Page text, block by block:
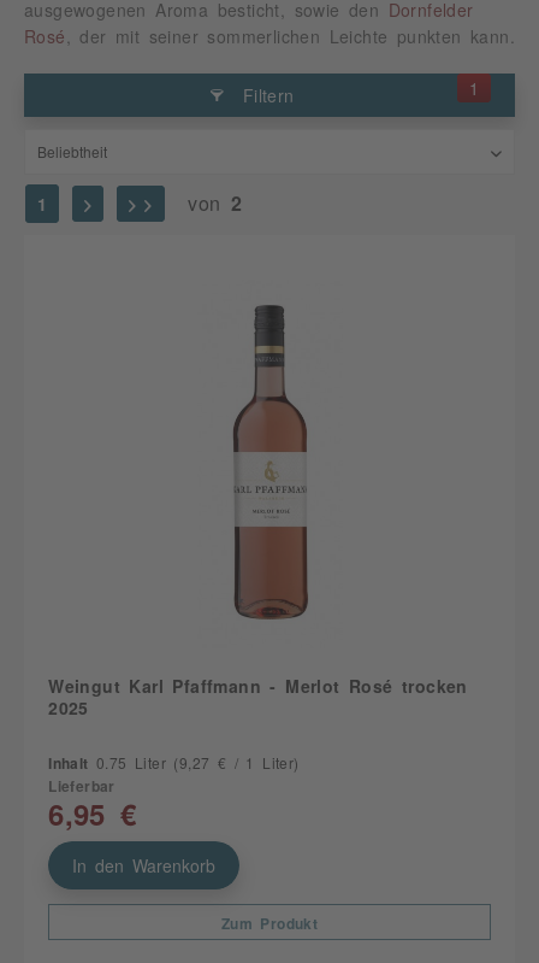
ausgewogenen Aroma besticht, sowie den
Dornfelder
Rosé
, der mit seiner sommerlichen Leichte punkten kann.
Filtern 1
1 von 2
Weingut Karl Pfaffmann - Merlot Rosé trocken
2025
Inhalt 0.75 Liter (9,27 € / 1 Liter)
Lieferbar
6,95 €
In den Warenkorb
Zum Produkt